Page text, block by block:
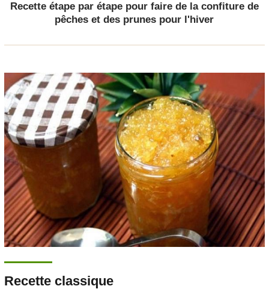
Recette étape par étape pour faire de la confiture de
pêches et des prunes pour l'hiver
Recette classique